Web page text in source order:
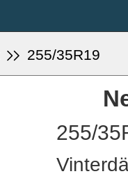
255/35R19
255/